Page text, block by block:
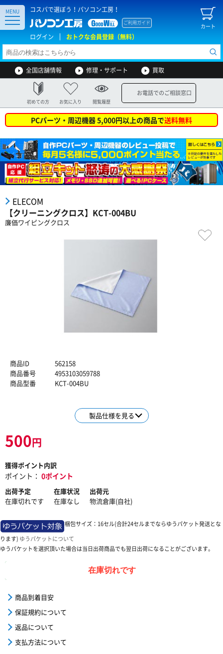
コスパで選ぼう！パソコン工房！
カート
ご利用ガイド
ログイン おトクな会員登録（無料）
MENU
全国店舗情報 修理・サポート 買取
初めての方 お気に入り 閲覧履歴
お電話でのご相談窓口
PCパーツ・周辺機器 5,000円以上の商品で送料無料
ELECOM
【クリーニングクロス】KCT-004BU
廉価ワイピングクロス
商品ID
562158
商品番号
4953103059788
商品型番
KCT-004BU
製品仕様を見る
500円
獲得ポイント内訳
ポイント： 0ポイント
出荷予定
在庫切れです
在庫状況
在庫なし
出荷元
物流倉庫(自社)
梱包サイズ：16セル(合計24セルまでならゆうパケット発送とな
ります) ゆうパケットについて
ゆうパケットを選択頂いた場合は当日出荷商品でも翌日出荷になることがございます。
在庫切れです
商品到着目安
保証規約について
返品について
支払方法について